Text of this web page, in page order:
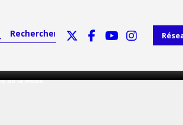
de la mode